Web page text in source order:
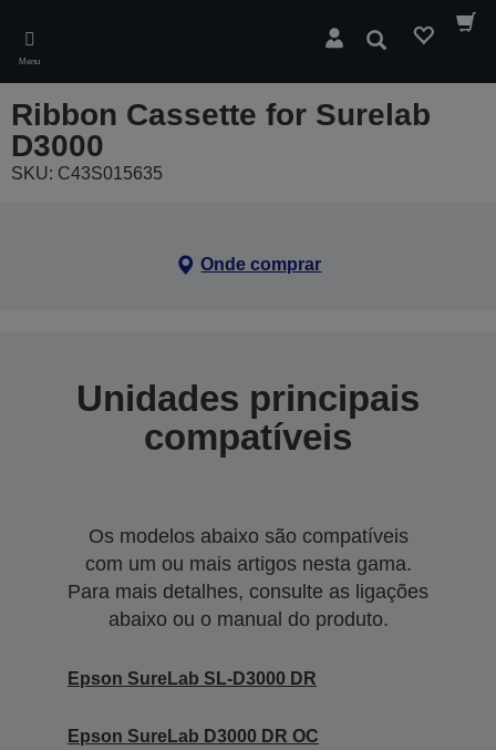
main
content
Menu
Pesquisar
Ribbon Cassette for Surelab
D3000
SKU: C43S015635
Onde comprar
Unidades principais
compatíveis
Os modelos abaixo são compatíveis
com um ou mais artigos nesta gama.
Para mais detalhes, consulte as ligações
abaixo ou o manual do produto.
Epson SureLab SL-D3000 DR
Epson SureLab D3000 DR OC